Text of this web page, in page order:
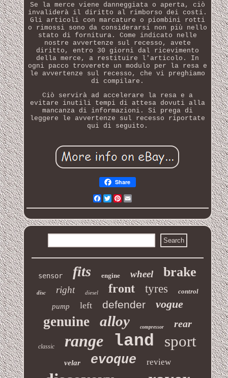
Se la merce viene danneggiata o aperta, ciò
invaliderà il diritto al rimborso dei costi.
Gli articoli con marcature o piombini rotti
o rimossi sono da considerarsi non più nello
stato di fornitura. Come indicato nelle
nostre avvertenze sul recesso, avete
diritto, entro 30 giorni dal ricevimento
della merce, a restituire l'articolo. In
ogni pacco troverete un modulo per la resa e
le avvertenze sul recesso, che vi preghiamo
di compilare.
Ciò servirà ad accelerare la resa e a
evitare inutili tempi di attesa dovuti alla
mancanza di informazioni. Si prega di
leggere le avvertenze sul recesso riportate
qui di seguito.
Share
Facebook
Twitter
Pinterest
sensor fits engine wheel brake
disc right diesel front tyres control
pump left defender vogue
genuine alloy compressor rear
classic range land sport
velar evoque review